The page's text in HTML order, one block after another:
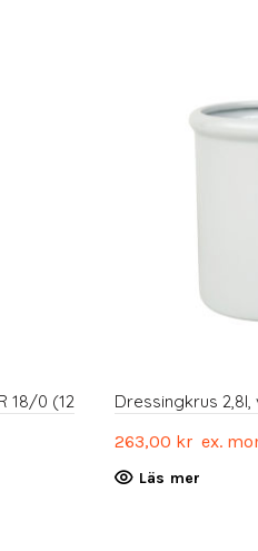
18/0 (12
Dressingkrus 2,8l,
263,00 krex.
Läs mer